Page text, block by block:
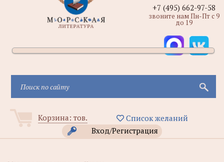
Корзина: тов.
Список желаний
Вход/Регистрация
+7 (495) 662-97-58
звоните нам Пн-Пт с 9
до 19